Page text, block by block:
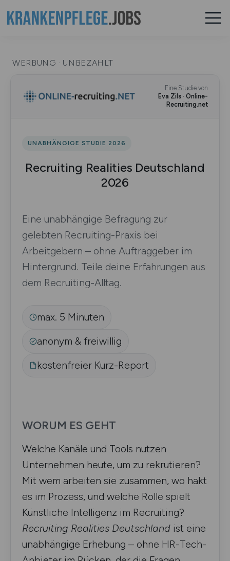
WERBUNG · UNBEZAHLT
Eine Studie von
Eva Zils · Online-
Recruiting.net
UNABHÄNGIGE STUDIE 2026
Recruiting Realities Deutschland
2026
Eine unabhängige Befragung zur
gelebten Recruiting-Praxis bei
Arbeitgebern – ohne Auftraggeber im
Hintergrund. Teile deine Erfahrungen aus
dem Recruiting-Alltag.
max. 5 Minuten
anonym & freiwillig
kostenfreier Kurz-Report
WORUM ES GEHT
Welche Kanäle und Tools nutzen
Unternehmen heute, um zu rekrutieren?
Mit wem arbeiten sie zusammen, wo hakt
es im Prozess, und welche Rolle spielt
Künstliche Intelligenz im Recruiting?
Recruiting Realities Deutschland ist eine
unabhängige Erhebung – ohne HR-Tech-